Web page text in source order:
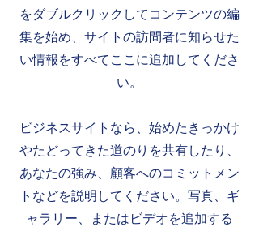
をダブルクリックしてコンテンツの編
集を始め、サイトの訪問者に知らせた
い情報をすべてここに追加してくださ
い。
ビジネスサイトなら、始めたきっかけ
やたどってきた道のりを共有したり、
あなたの強み、顧客へのコミットメン
トなどを説明してください。写真、ギ
ャラリー、またはビデオを追加する